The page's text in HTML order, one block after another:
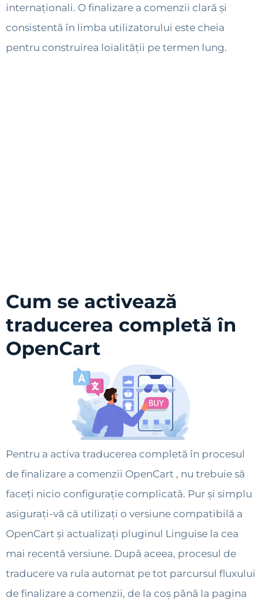
internaționali. O finalizare a comenzii clară și
consistentă în limba utilizatorului este cheia
pentru construirea loialității pe termen lung.
Cum se activează
traducerea completă în
OpenCart
Pentru a activa traducerea completă în procesul
de finalizare a comenzii OpenCart , nu trebuie să
faceți nicio configurație complicată. Pur și simplu
asigurați-vă că utilizați o versiune compatibilă a
OpenCart și actualizați pluginul Linguise la cea
mai recentă versiune. După aceea, procesul de
traducere va rula automat pe tot parcursul fluxului
de finalizare a comenzii, de la coș până la pagina